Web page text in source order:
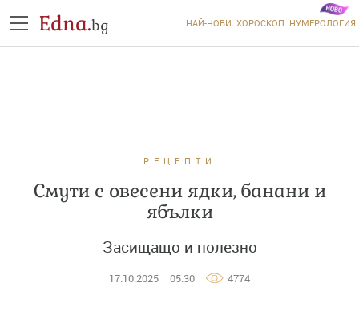
Edna.bg НАЙ-НОВИ ХОРОСКОП НУМЕРОЛОГИЯ
РЕЦЕПТИ
Смути с овесени ядки, банани и
ябълки
Засищащо и полезно
17.10.2025 05:30 4774